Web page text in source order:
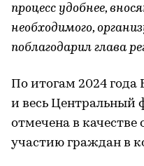
процесс удобнее,
необходимого,
поблагодарил глава
По итогам 2024 года
и весь Центральный
отмечена в качестве
участию граждан в